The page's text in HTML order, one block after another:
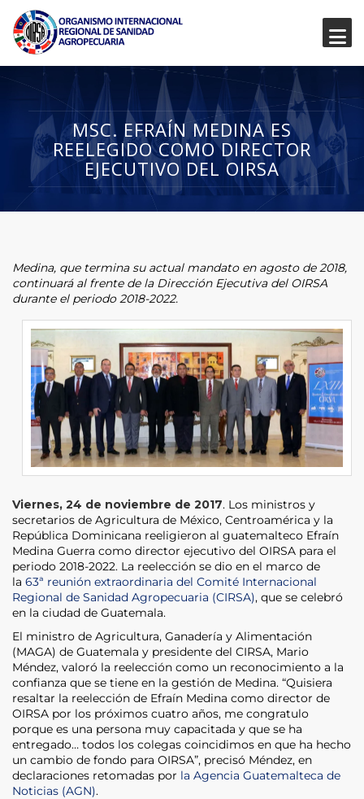
MSC. EFRAÍN MEDINA ES
REELEGIDO COMO DIRECTOR
EJECUTIVO DEL OIRSA
Medina, que termina su actual mandato en agosto de 2018,
continuará al frente de la Dirección Ejecutiva del OIRSA
durante el periodo 2018-2022.
Viernes, 24 de noviembre de 2017. Los ministros y
secretarios de Agricultura de México, Centroamérica y la
República Dominicana reeligieron al guatemalteco Efraín
Medina Guerra como director ejecutivo del OIRSA para el
periodo 2018-2022. La reelección se dio en el marco de
la 63ª reunión extraordinaria del Comité Internacional
Regional de Sanidad Agropecuaria (CIRSA), que se celebró
en la ciudad de Guatemala.
El ministro de Agricultura, Ganadería y Alimentación
(MAGA) de Guatemala y presidente del CIRSA, Mario
Méndez, valoró la reelección como un reconocimiento a la
confianza que se tiene en la gestión de Medina. “Quisiera
resaltar la reelección de Efraín Medina como director de
OIRSA por los próximos cuatro años, me congratulo
porque es una persona muy capacitada y que se ha
entregado… todos los colegas coincidimos en que ha hecho
un cambio de fondo para OIRSA”, precisó Méndez, en
declaraciones retomadas por la Agencia Guatemalteca de
Noticias (AGN).